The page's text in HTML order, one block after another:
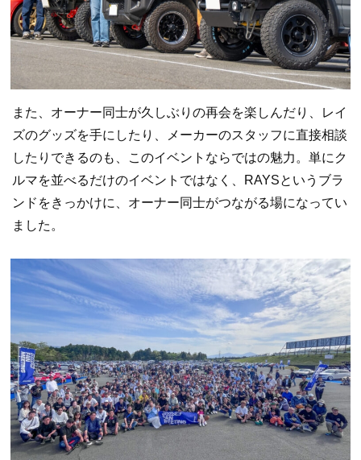
また、オーナー同士が久しぶりの再会を楽しんだり、レイ
ズのグッズを手にしたり、メーカーのスタッフに直接相談
したりできるのも、このイベントならではの魅力。単にク
ルマを並べるだけのイベントではなく、RAYSというブラ
ンドをきっかけに、オーナー同士がつながる場になってい
ました。